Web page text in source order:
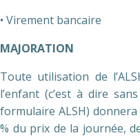
• Virement bancaire
MAJORATION
Toute utilisation de
l’enfant (c’est à dire
formulaire ALSH)
% du prix de la journée,